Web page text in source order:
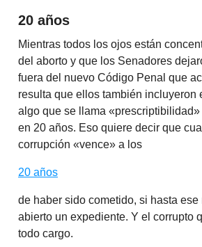
20 años
Mientras todos los ojos están
del aborto y que los Senadores
fuera del nuevo Código Penal que
resulta que ellos también incluyeron
algo que se llama
en 20 años. Eso quiere decir que
corrupción «vence» a los
20 años
de haber sido cometido, si hasta ese
abierto un expediente. Y el corrupto
todo cargo.